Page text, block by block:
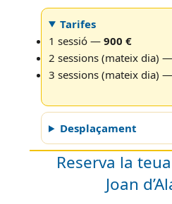
Tarifes
1 sessió — 900 €
2 sessions (mateix dia) —
3 sessions (mateix dia) —
Desplaçament
Reserva la
Joan